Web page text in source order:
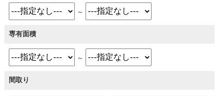
～
専有面積
～
間取り